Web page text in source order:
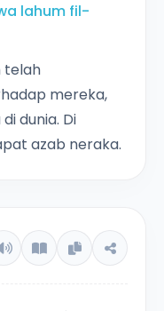
lahum fil-
telah
mereka,
dunia. Di
azab neraka.